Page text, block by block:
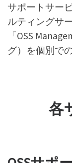
サポートサー
ルティングサ
「OSS
グ）を個別で
各